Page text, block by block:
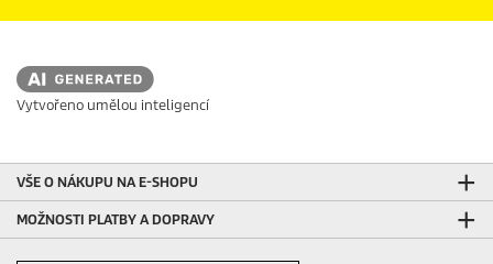
Vytvořeno umělou inteligencí
VŠE O NÁKUPU NA E-SHOPU
MOŽNOSTI PLATBY A DOPRAVY